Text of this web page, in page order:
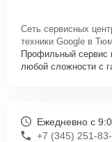
Сеть сервисных
техники Google в
Профильный сервис
любой сложности с
Ежедневно с
+7 (345) 251-